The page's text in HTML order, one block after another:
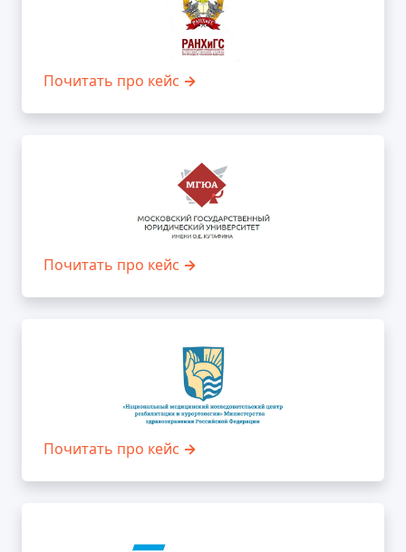
Почитать про кейс →
Почитать про кейс →
Почитать про кейс →